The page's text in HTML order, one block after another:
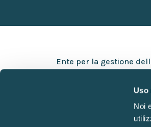
Uso
Noi
Ente per la gestione
Via Europa 5 – 25050
torbiere@pec.torbiere.it